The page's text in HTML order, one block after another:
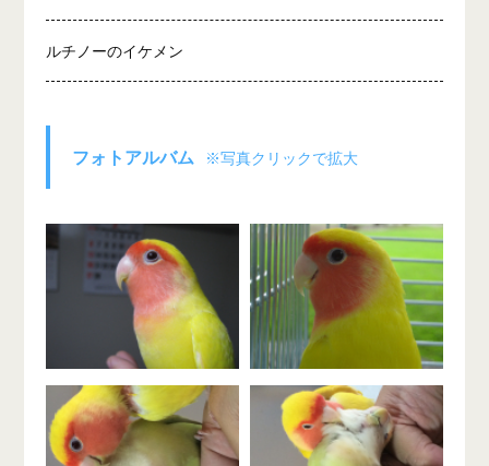
ルチノーのイケメン
フォトアルバム ※写真クリックで拡大